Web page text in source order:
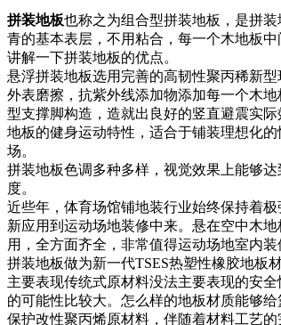
拼装地板也称之为组合型拼装地板，是拼
青的基本表层，不用粘合，每一个木地板
讲解一下拼装地板的优点。
悬浮拼装地板选用完善的高韧性聚丙稀新
外表磨擦，抗紫外线添加物添加每一个木
型支撑脚构造，造就出良好的竖直避震实
地板的健身运动特性，适合于铺装理想化
场。
拼装地板色调多种多样，视觉效果上能够
度。
近些年，体育场馆铺地装行业始终保持着
新应用到运动场地装修中来。悬在空中木
用，全方面齐全，非常值得运动场地室内装
拼装地板做为新一代TSES热塑性橡胶地板
主要表现传统式原材料没法主要表现的安
的可能性比较大。怎么样的地板材质能够
保护改性聚丙烯原材料，伴随着材料工艺